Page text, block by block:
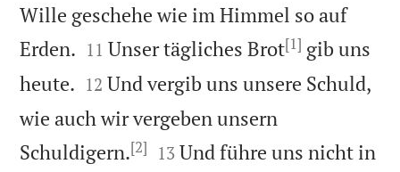
Wille geschehe wie im Himmel so auf
Erden. 

11 Unser tägliches Brot[1] gib uns
heute. 

12 Und vergib uns unsere Schuld,
wie auch wir vergeben unsern
Schuldigern.[2] 

13 Und führe uns nicht in